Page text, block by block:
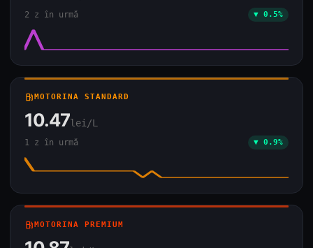
2 z în urmă ▼ 0.5%
local_gas_stationMOTORINA STANDARD
10.47lei/L
1 z în urmă ▼ 0.9%
local_gas_stationMOTORINA PREMIUM